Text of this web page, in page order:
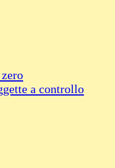
a controllo